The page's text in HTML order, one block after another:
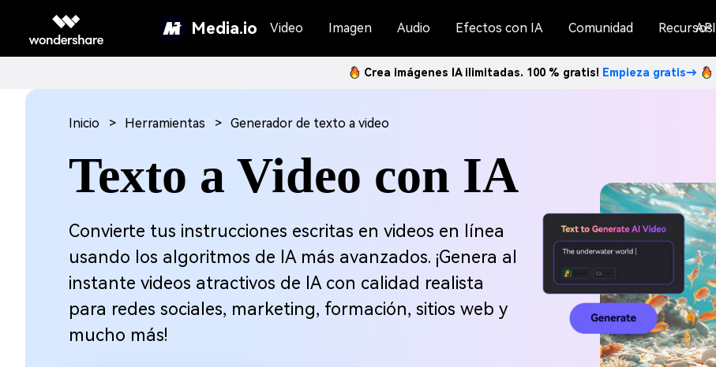
Media.io Video Imagen Audio Efectos con IA Comunidad Recursos
API
Crea imágenes IA ilimitadas. 100 % gratis! Empieza gratis→
Texto a Video con IA
Convierte tus instrucciones escritas en videos en línea
usando los algoritmos de IA más avanzados. ¡Genera al
instante videos atractivos de IA con calidad realista
para redes sociales, marketing, formación, sitios web y
mucho más!
Inicio Herramientas Generador de texto a video